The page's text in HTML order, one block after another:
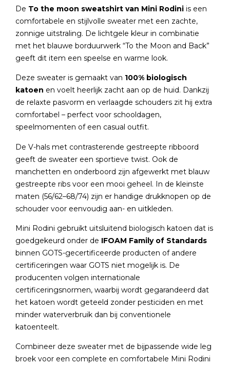
De To the moon sweatshirt van Mini Rodini is een
comfortabele en stijlvolle sweater met een zachte,
zonnige uitstraling. De lichtgele kleur in combinatie
met het blauwe borduurwerk “To the Moon and Back”
geeft dit item een speelse en warme look.
Deze sweater is gemaakt van 100% biologisch
katoen en voelt heerlijk zacht aan op de huid. Dankzij
de relaxte pasvorm en verlaagde schouders zit hij extra
comfortabel – perfect voor schooldagen,
speelmomenten of een casual outfit.
De V-hals met contrasterende gestreepte ribboord
geeft de sweater een sportieve twist. Ook de
manchetten en onderboord zijn afgewerkt met blauw
gestreepte ribs voor een mooi geheel. In de kleinste
maten (56/62–68/74) zijn er handige drukknopen op de
schouder voor eenvoudig aan- en uitkleden.
Mini Rodini gebruikt uitsluitend biologisch katoen dat is
goedgekeurd onder de IFOAM Family of Standards
binnen GOTS-gecertificeerde producten of andere
certificeringen waar GOTS niet mogelijk is. De
producenten volgen internationale
certificeringsnormen, waarbij wordt gegarandeerd dat
het katoen wordt geteeld zonder pesticiden en met
minder waterverbruik dan bij conventionele
katoenteelt.
Combineer deze sweater met de bijpassende wide leg
broek voor een complete en comfortabele Mini Rodini